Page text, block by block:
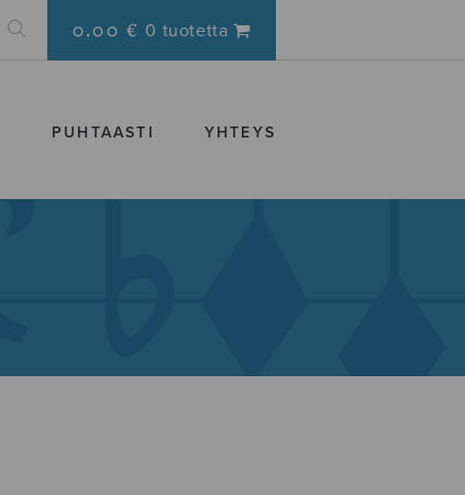
0.00 € 0 tuotetta
PUHTAASTI YHTEYS